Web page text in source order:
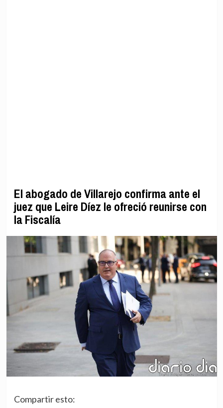
El abogado de Villarejo confirma ante el
juez que Leire Díez le ofreció reunirse con
la Fiscalía
Compartir esto: